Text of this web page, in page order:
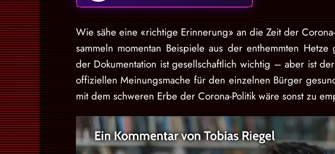
Wie sähe eine «richtige Erinnerung» an die Zeit der
sammeln momentan Beispiele aus der enthemmten
der Dokumentation ist gesellschaftlich wichtig – aber ist
offiziellen Meinungsmache für den einzelnen Bürger
mit dem schweren Erbe der Corona-Politik wäre sonst zu